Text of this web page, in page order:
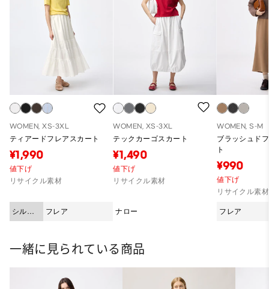
WOMEN, XS-3XL
ティアードフレアスカート
¥1,990
値下げ
リサイクル素材
シルエ
ット
フレア
WOMEN, XS-3XL
テックカーゴスカート
¥1,490
値下げ
リサイクル素材
ナロー
WOMEN, S-M
ブラッシュド
ト
¥990
値下げ
リサイクル素材
フレア
一緒に見られている商品